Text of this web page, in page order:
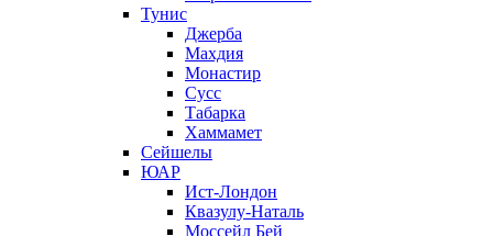
Тунис
Джерба
Махдия
Монастир
Сусс
Табарка
Хаммамет
Сейшелы
ЮАР
Ист-Лондон
Квазулу-Наталь
Моссейл Бей